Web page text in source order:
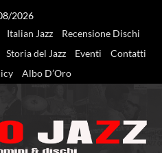
2026
Italian Jazz
Recensione Dischi
Storia del Jazz Eventi
Contatti
Albo D’Oro